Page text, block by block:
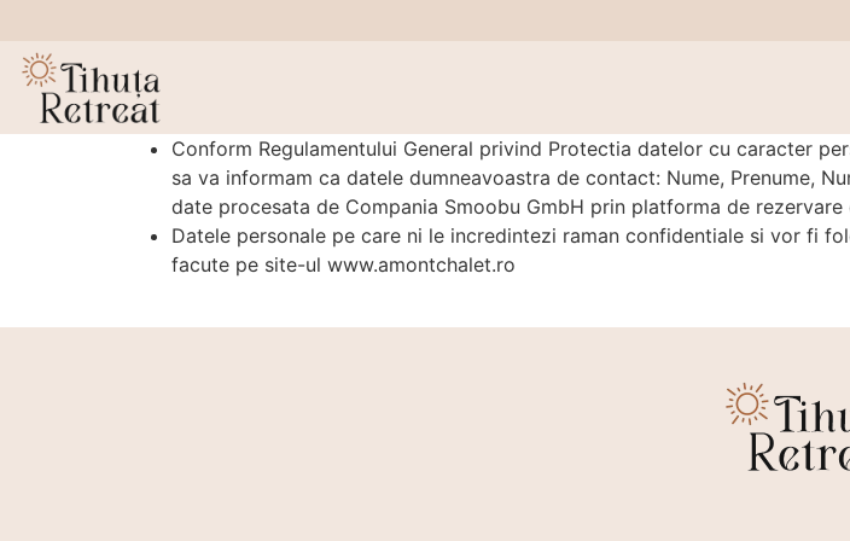
Conform Regulamentului General privind Protectia datelor cu caracter
sa va informam ca datele dumneavoastra de contact: Nume, Prenume,
date procesata de Compania Smoobu GmbH prin platforma de
Datele personale pe care ni le incredintezi raman confidentiale si vor fi
facute pe site-ul www.amontchalet.ro